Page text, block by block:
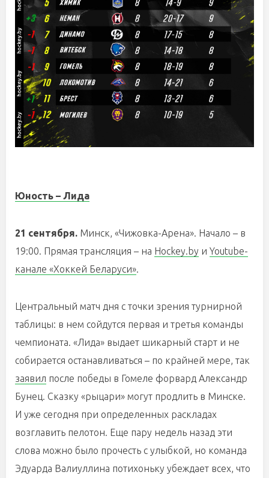
Юность – Лида
21 сентября. Минск, «Чижовка-Арена». Начало – в
19:00. Прямая трансляция – на Hockey.by и Youtube-
канале «Хоккей Беларуси»
Центральный матч дня с точки зрения турнирной
таблицы: в нем сойдутся первая и третья команды
чемпионата. «Лида» выдает шикарный старт и не
собирается останавливаться – по крайней мере, так
заявил после победы в Гомеле форвард Александр
Бунец. Сказку «рыцари» могут продлить в Минске.
И уже сегодня при определенных раскладах
возглавить пелотон. Еще пару недель назад эти
слова можно было прочесть с улыбкой, но команда
Эдуарда Валиуллина потихоньку убеждает всех, что